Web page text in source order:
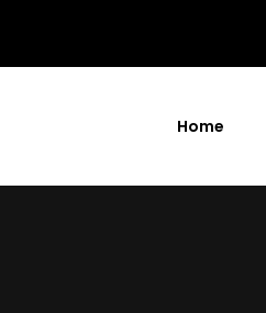
Home